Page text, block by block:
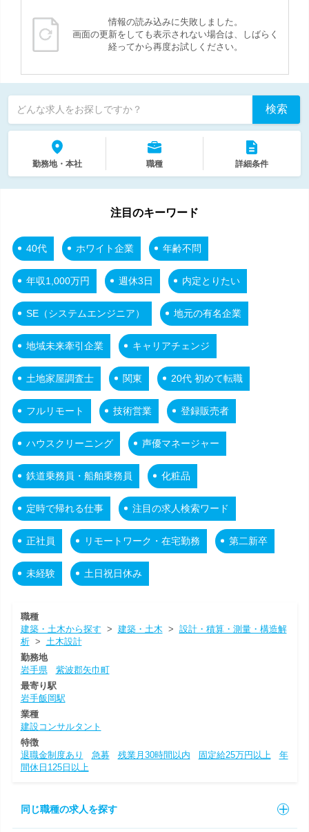
情報の読み込みに失敗しました。
画面の更新をしても表示されない場合は、しばらく
経ってから再度お試しください。
どんな求人をお探しですか？ 検索
勤務地・本社 職種 詳細条件
注目のキーワード
40代 ホワイト企業 年齢不問
年収1,000万円 週休3日 内定とりたい
SE（システムエンジニア） 地元の有名企業
地域未来牽引企業 キャリアチェンジ
土地家屋調査士 関東 20代 初めて転職
フルリモート 技術営業 登録販売者
ハウスクリーニング 声優マネージャー
鉄道乗務員・船舶乗務員 化粧品
定時で帰れる仕事 注目の求人検索ワード
正社員 リモートワーク・在宅勤務 第二新卒
未経験 土日祝日休み
職種
建築・土木から探す > 建築・土木 > 設計・積算・測量・構造解
析> 土木設計
勤務地
岩手県
紫波郡矢巾町
最寄り駅
岩手飯岡駅
業種
建設コンサルタント
特徴
退職金制度あり
急募 残業月30時間以内 固定給25万円以上
年
間休日125日以上
同じ職種の求人を探す